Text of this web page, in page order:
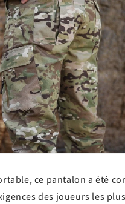
ce pantalon a été
des joueurs les